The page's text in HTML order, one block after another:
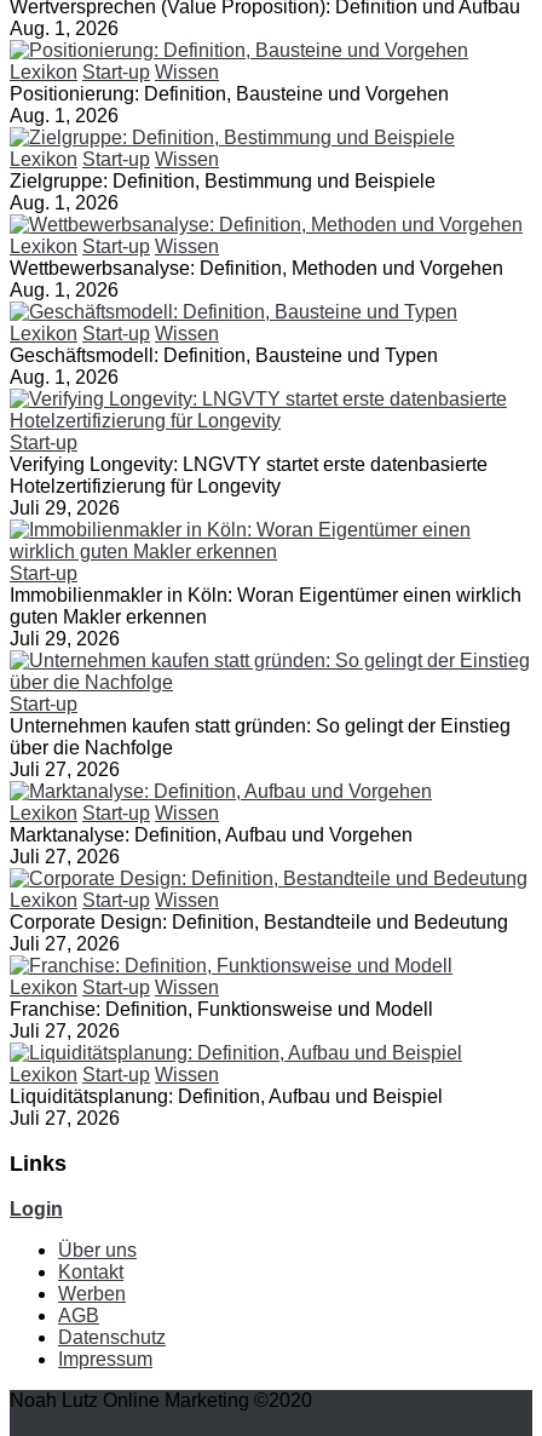
Wertversprechen (Value Proposition): Definition und Aufbau
Aug. 1, 2026
Lexikon Start-up Wissen
Positionierung: Definition, Bausteine und Vorgehen
Aug. 1, 2026
Lexikon Start-up Wissen
Zielgruppe: Definition, Bestimmung und Beispiele
Aug. 1, 2026
Lexikon Start-up Wissen
Wettbewerbsanalyse: Definition, Methoden und Vorgehen
Aug. 1, 2026
Lexikon Start-up Wissen
Geschäftsmodell: Definition, Bausteine und Typen
Aug. 1, 2026
Start-up
Verifying Longevity: LNGVTY startet erste datenbasierte
Hotelzertifizierung für Longevity
Juli 29, 2026
Start-up
Immobilienmakler in Köln: Woran Eigentümer einen wirklich
guten Makler erkennen
Juli 29, 2026
Start-up
Unternehmen kaufen statt gründen: So gelingt der Einstieg
über die Nachfolge
Juli 27, 2026
Lexikon Start-up Wissen
Marktanalyse: Definition, Aufbau und Vorgehen
Juli 27, 2026
Lexikon Start-up Wissen
Corporate Design: Definition, Bestandteile und Bedeutung
Juli 27, 2026
Lexikon Start-up Wissen
Franchise: Definition, Funktionsweise und Modell
Juli 27, 2026
Lexikon Start-up Wissen
Liquiditätsplanung: Definition, Aufbau und Beispiel
Juli 27, 2026
Links
Login
Über uns
Kontakt
Werben
AGB
Datenschutz
Impressum
Noah Lutz Online Marketing ©2020